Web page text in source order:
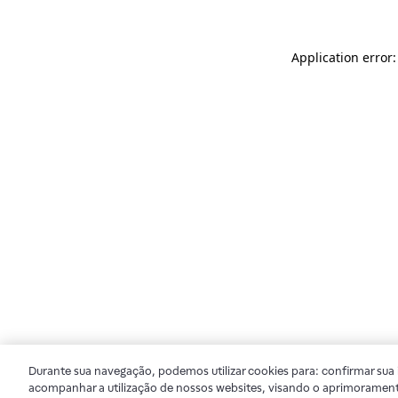
Application
Durante sua navegação, podemos utilizar cookies para: confirmar
acompanhar a utilização de nossos websites, visando o